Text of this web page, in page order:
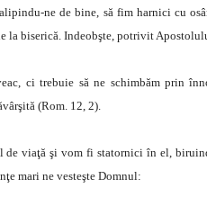
ne de bine, să fim harnici cu
la biserică. Indeobşte, potrivit
ci trebuie să ne schimbăm prin
(Rom. 12, 2).
de viaţă şi vom fi statornici în el,
mari ne vesteşte Domnul: